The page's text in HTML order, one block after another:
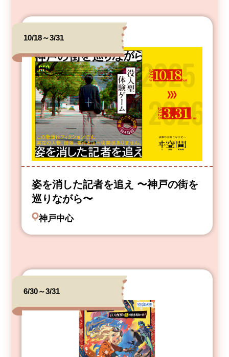
10/18～3/31
姿を消した記者を追え 〜神戸の街を
巡りながら〜
神戸中心
6/30～3/31